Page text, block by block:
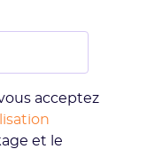
acceptez
et le